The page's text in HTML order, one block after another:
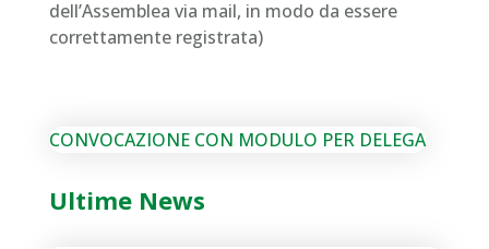
dell’Assemblea via mail, in modo da essere
correttamente registrata)
CONVOCAZIONE CON MODULO PER DELEGA
Ultime News